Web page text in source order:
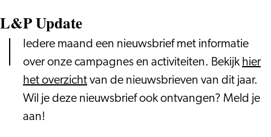
L&P Update
Iedere maand een nieuwsbrief met informatie
over onze campagnes en activiteiten. Bekijk hier
het overzicht van de nieuwsbrieven van dit jaar.
Wil je deze nieuwsbrief ook ontvangen? Meld je
aan!